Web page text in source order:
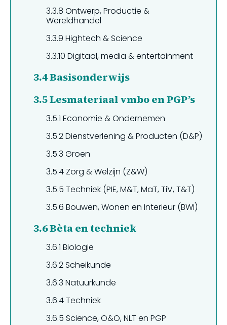
3.3.8 Ontwerp, Productie &
Wereldhandel
3.3.9 Hightech & Science
3.3.10 Digitaal, media & entertainment
3.4Basisonderwijs
3.5Lesmateriaal vmbo en PGP’s
3.5.1 Economie & Ondernemen
3.5.2Dienstverlening & Producten (D&P)
3.5.3 Groen
3.5.4 Zorg & Welzijn (Z&W)
3.5.5 Techniek (PIE, M&T, MaT, TiV, T&T)
3.5.6 Bouwen, Wonen en Interieur (BWI)
3.6Bèta en techniek
3.6.1 Biologie
3.6.2Scheikunde
3.6.3 Natuurkunde
3.6.4Techniek
3.6.5 Science, O&O, NLT en PGP